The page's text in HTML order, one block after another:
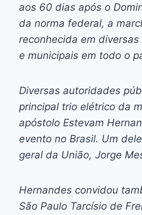
aos 60 dias após o
da norma federal, a
reconhecida em
e municipais em todo o
Diversas autoridades
principal trio elétrico da
apóstolo Estevam
evento no Brasil. Um
geral da União, Jorge
Hernandes convidou
São Paulo Tarcísio de